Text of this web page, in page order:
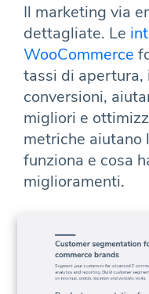
Il marketing via
dettagliate. Le
WooCommerce
tassi di apertura,
conversioni,
migliori e
metriche aiutano
funziona e cosa
miglioramenti.